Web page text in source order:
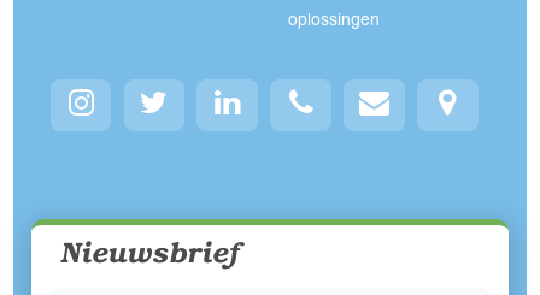
oplossingen
Nieuwsbrief